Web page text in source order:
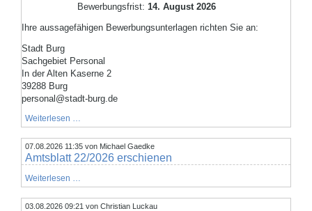
Bewerbungsfrist: 14. August 2026
Ihre aussagefähigen Bewerbungsunterlagen richten Sie an:
Stadt Burg
Sachgebiet Personal
In der Alten Kaserne 2
39288 Burg
personal@stadt-burg.de
Weiterlesen …
Stellenausschreibungen
07.08.2026 11:35 von Michael Gaedke
Amtsblatt 22/2026 erschienen
Weiterlesen …
22/2026
erschienen
03.08.2026 09:21 von Christian Luckau